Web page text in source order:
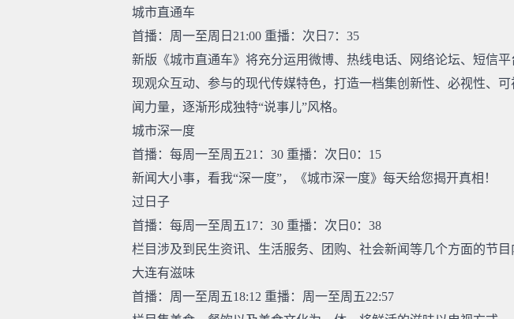
城市直通车
首播：周一至周日21:00 重播：次日7：35
新版《城市直通车》将充分运用微博、热线电话、网络论坛、短信
现观众互动、参与的现代传媒特色，打造一档集创新性、必视性、
闻力量，逐渐形成独特“说事儿”风格。
城市深一度
首播：每周一至周五21：30 重播：次日0：15
新闻大小事，看我“深一度”，《城市深一度》每天给您揭开真相！
过日子
首播：每周一至周五17：30 重播：次日0：38
栏目涉及到民生资讯、生活服务、团购、社会新闻等几个方面的节目
大连有滋味
首播：周一至周五18:12 重播：周一至周五22:57